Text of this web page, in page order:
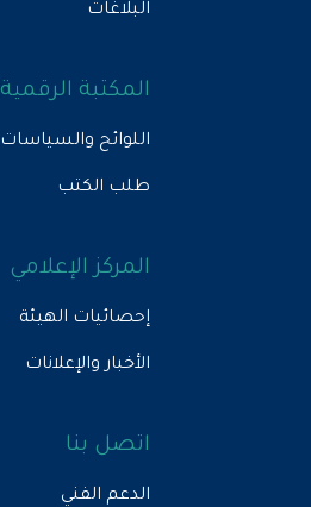
البلاغات
المكتبة الرقمية
اللوائح والسياسات
طلب الكتب
المركز الإعلامي
إحصائيات الهيئة
الأخبار والإعلانات
اتصل بنا
الدعم الفني